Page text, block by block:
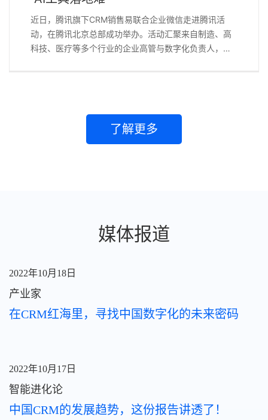
近日，腾讯旗下CRM销售易联合企业微信走进腾讯活
动，在腾讯北京总部成功举办。活动汇聚来自制造、高
科技、医疗等多个行业的企业高管与数字化负责人，聚
有的想象空间；另一方面，大量企业陷入“系统越买越
多，业绩增长却不见起色”的困境。AI能力与业务场景之
么帮销售拿下单子’的问题。销售易推出的中国首款AI原
工，真正帮助销售聚焦赢单、不再为填系统分心。” 截至
目前，销售易NeoAgent已经帮助众多客户实现业务效率
与增长的双重突破。 捷豹路虎通过客服Agent，专业问
题响应效率提升70%，技术问题转接率下降60%； 奇瑞
NeoAgent仅4个月，实现全国400余名渠道代表100%
拜访录音经AI自动化处理。 活动现场，与会嘉宾围绕“AI
如何驱动B2B增长”等议题展开热烈讨论。大家一致认
了解更多
媒体报道
2022年10月18日
产业家
在CRM红海里，寻找中国数字化的未来密码
2022年10月17日
智能进化论
中国CRM的发展趋势，这份报告讲透了！